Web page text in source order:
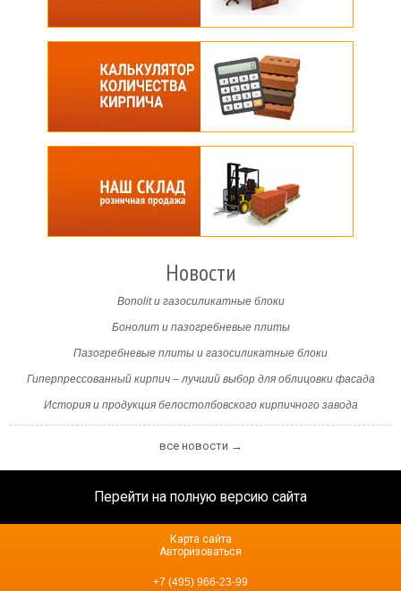
Новости
Bonolit и газосиликатные блоки
Бонолит и пазогребневые плиты
Пазогребневые плиты и газосиликатные блоки
Гиперпрессованный кирпич – лучший выбор для облицовки фасада
История и продукция белостолбовского кирпичного завода
все новости →
Перейти на полную версию сайта
+7 (495) 966-23-99
Карта сайта
Авторизоваться